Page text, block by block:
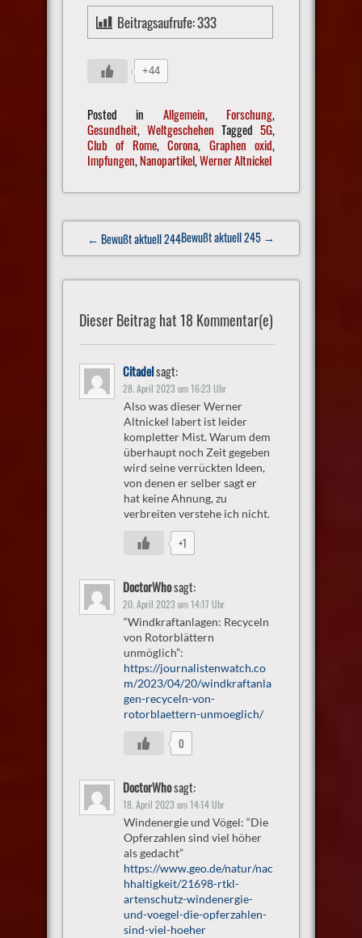
Beitragsaufrufe:333
+44
Posted in Allgemein, Forschung,
Gesundheit, Weltgeschehen Tagged5G,
Club of Rome,Corona, Graphen oxid,
Impfungen,Nanopartikel,Werner Altnickel
Post
navigation
← Bewußt aktuell 244Bewußt aktuell 245 →
Dieser Beitrag hat 18 Kommentar(e)
Citadelsagt:
28. April 2023 um 16:23 Uhr
Also was dieser Werner
Altnickel labert ist leider
kompletter Mist. Warum dem
überhaupt noch Zeit gegeben
wird seine verrückten Ideen,
von denen er selber sagt er
hat keine Ahnung, zu
verbreiten verstehe ich nicht.
+1
DoctorWhosagt:
20. April 2023 um 14:17 Uhr
“Windkraftanlagen: Recyceln
von Rotorblättern
unmöglich”:
https://journalistenwatch.co
m/2023/04/20/windkraftanla
gen-recyceln-von-
rotorblaettern-unmoeglich/
0
DoctorWhosagt:
18. April 2023 um 14:14 Uhr
Windenergie und Vögel: “Die
Opferzahlen sind viel höher
als gedacht”
https://www.geo.de/natur/nac
hhaltigkeit/21698-rtkl-
artenschutz-windenergie-
und-voegel-die-opferzahlen-
sind-viel-hoeher